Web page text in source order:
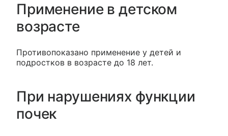
Применение в детском
возрасте
Противопоказано применение у детей и
подростков в возрасте до 18 лет.
При нарушениях функции
почек